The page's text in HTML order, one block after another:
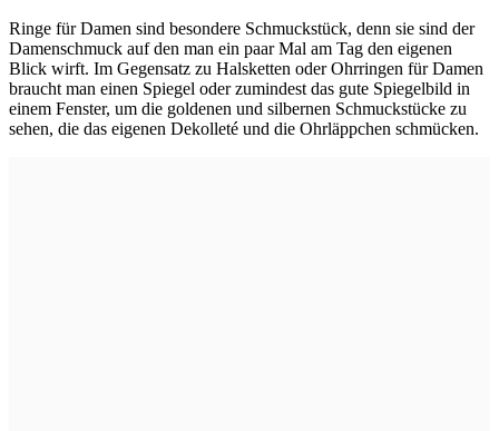
Ringe für Damen sind besondere Schmuckstück, denn sie sind der
Damenschmuck auf den man ein paar Mal am Tag den eigenen
Blick wirft. Im Gegensatz zu Halsketten oder Ohrringen für Damen
braucht man einen Spiegel oder zumindest das gute Spiegelbild in
einem Fenster, um die goldenen und silbernen Schmuckstücke zu
sehen, die das eigenen Dekolleté und die Ohrläppchen schmücken.